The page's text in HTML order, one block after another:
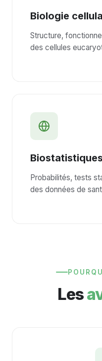
Biologie
Structure,
des cellules
Biostatistiques
Probabilités, tests
des données de
Les